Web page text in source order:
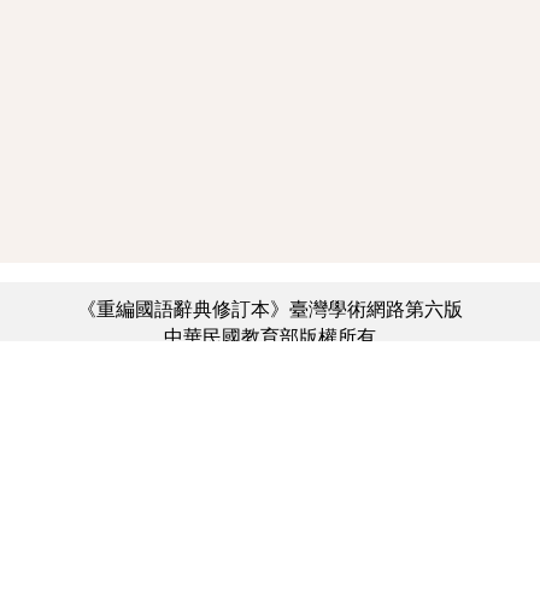
《重編國語辭典修訂本》臺灣學術網路第六版
中華民國教育部版權所有